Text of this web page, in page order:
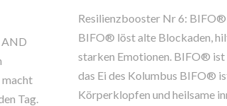
macht
Tag.
Resilienzbooster Nr 6: BIFO®
BIFO® löst alte Blockaden,
starken Emotionen. BIFO®
das Ei des Kolumbus BIFO®
Körperklopfen und heilsame